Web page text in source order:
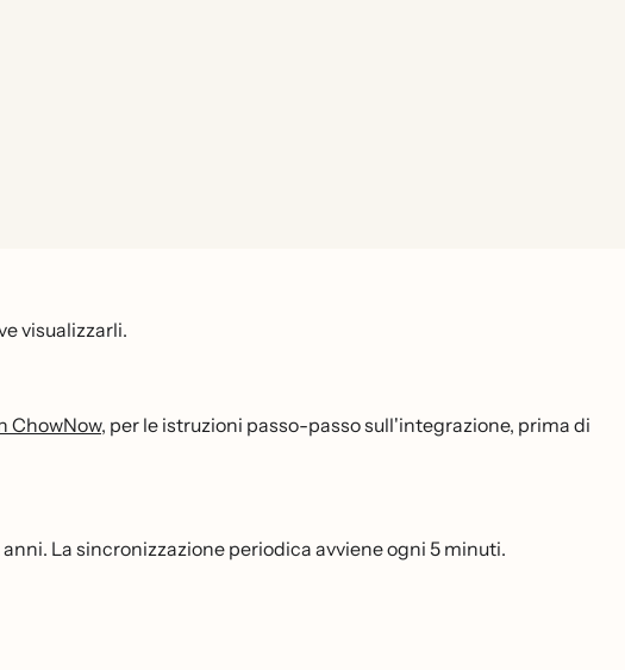
visualizzarli.
ChowNow, per le istruzioni passo-passo sull'integrazione, prima di
La sincronizzazione periodica avviene ogni 5 minuti.